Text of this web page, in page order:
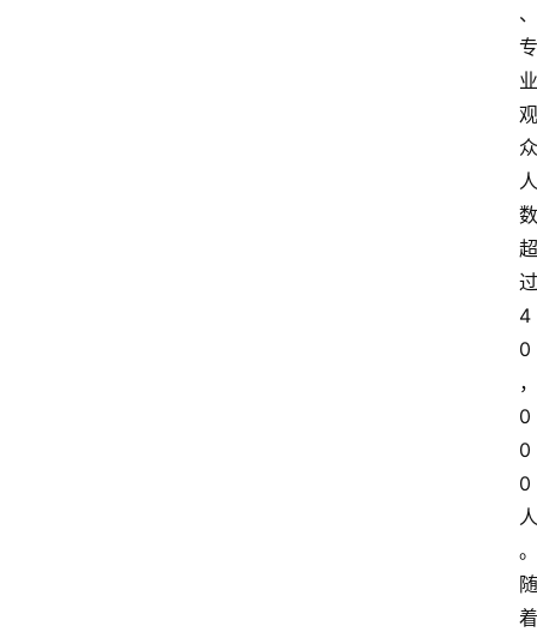
、
专
业
观
众
人
数
超
过
4
0
，
0
0
0
人
。
随
着